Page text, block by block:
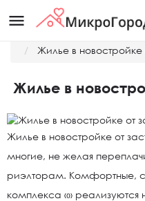
menu
Жилье в
Жилье в
Жилье в новостройке от
многие, не желая
риэлторам. Комфортные,
комплекса «» реализуются